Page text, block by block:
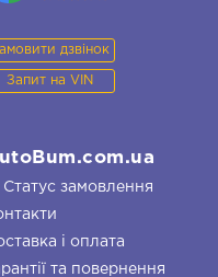
дзвінок
Запит на VIN
Статус замовлення
і оплата
та повернення